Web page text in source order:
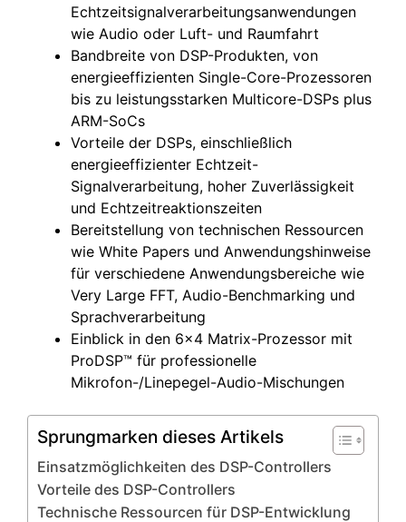
Echtzeitsignalverarbeitungsanwendungen
wie Audio oder Luft- und Raumfahrt
Bandbreite von DSP-Produkten, von
energieeffizienten Single-Core-Prozessoren
bis zu leistungsstarken Multicore-DSPs plus
ARM-SoCs
Vorteile der DSPs, einschließlich
energieeffizienter Echtzeit-
Signalverarbeitung, hoher Zuverlässigkeit
und Echtzeitreaktionszeiten
Bereitstellung von technischen Ressourcen
wie White Papers und Anwendungshinweise
für verschiedene Anwendungsbereiche wie
Very Large FFT, Audio-Benchmarking und
Sprachverarbeitung
Einblick in den 6×4 Matrix-Prozessor mit
ProDSP™ für professionelle
Mikrofon-/Linepegel-Audio-Mischungen
Sprungmarken dieses Artikels
Einsatzmöglichkeiten des DSP-Controllers
Vorteile des DSP-Controllers
Technische Ressourcen für DSP-Entwicklung